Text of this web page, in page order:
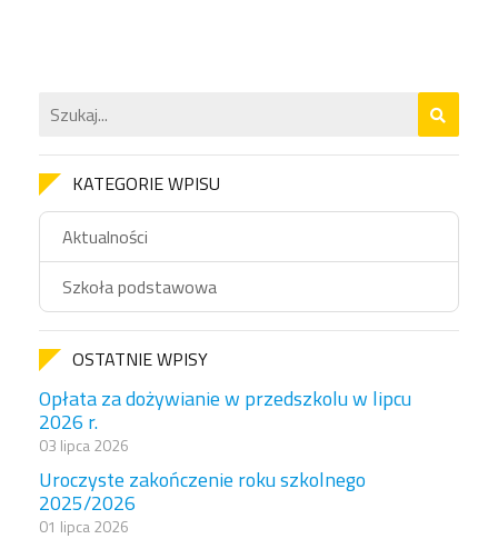
KATEGORIE WPISU
Aktualności
Szkoła podstawowa
OSTATNIE WPISY
Opłata za dożywianie w przedszkolu w lipcu
2026 r.
03 lipca 2026
Uroczyste zakończenie roku szkolnego
2025/2026
01 lipca 2026